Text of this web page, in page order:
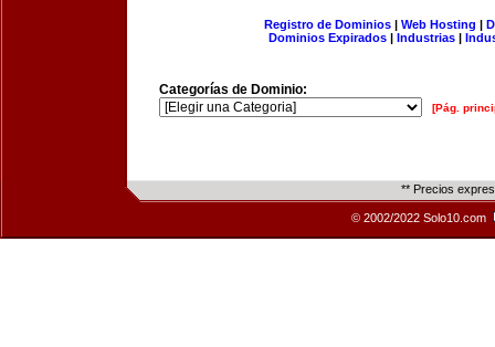
Registro de Dominios| Web Hosting |
Dominios Expirados | Industrias |
Categorías de Dominio:
[Pág.
** Precios
© 2002/2022 Solo10.com